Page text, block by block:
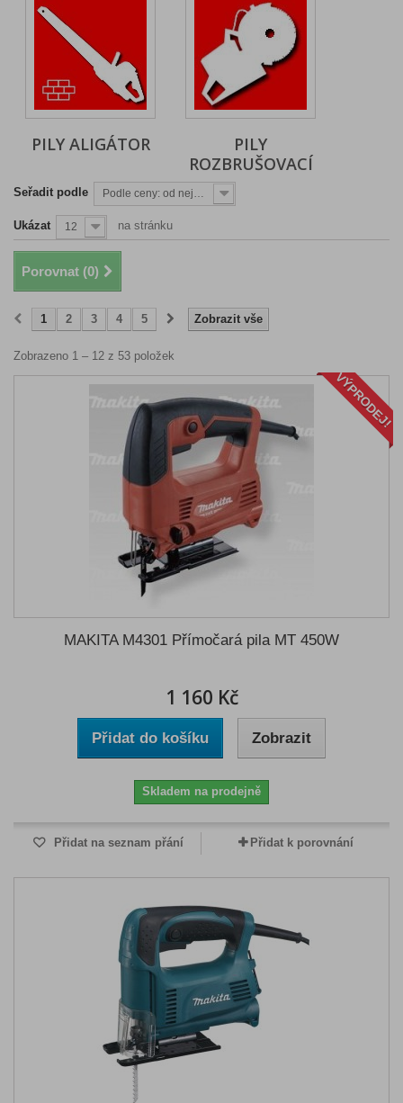
PILY ALIGÁTOR
PILY
ROZBRUŠOVACÍ
Seřadit podle Podle ceny: od nejnižší
Ukázat 12 na stránku
Porovnat (0)
Zobrazit vše
1 2 3 4 5
Zobrazeno 1 – 12 z 53 položek
VÝPRODEJ!
MAKITA M4301 Přímočará pila MT 450W
1 160 Kč
Přidat do košíku Zobrazit
Skladem na prodejně
Přidat na seznam přání Přidat k porovnání